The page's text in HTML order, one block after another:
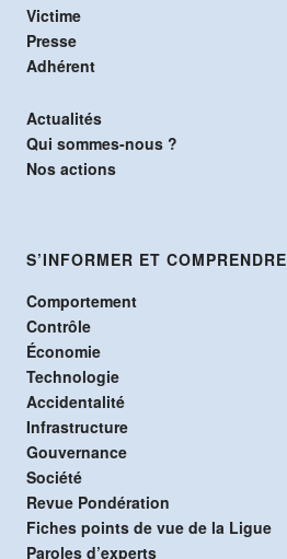
Victime
Presse
Adhérent
Actualités
Qui sommes-nous ?
Nos actions
S’INFORMER ET COMPRENDRE
Comportement
Contrôle
Économie
Technologie
Accidentalité
Infrastructure
Gouvernance
Société
Revue Pondération
Fiches points de vue de la Ligue
Paroles d’experts